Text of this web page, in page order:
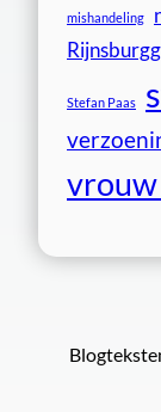
mishandeling
Stefan Paas
vrouw